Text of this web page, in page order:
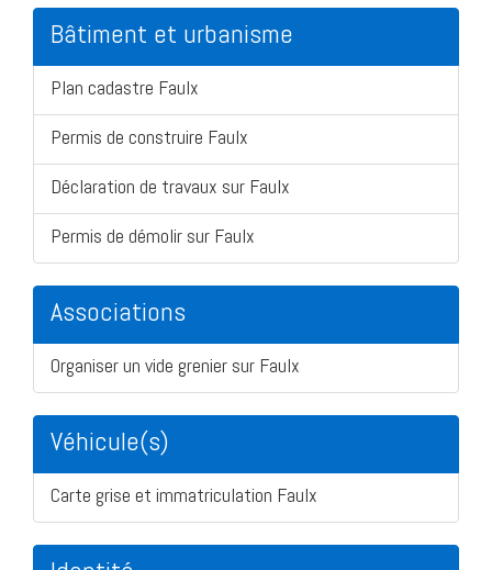
Bâtiment et urbanisme
Plan cadastre Faulx
Permis de construire Faulx
Déclaration de travaux sur Faulx
Permis de démolir sur Faulx
Associations
Organiser un vide grenier sur Faulx
Véhicule(s)
Carte grise et immatriculation Faulx